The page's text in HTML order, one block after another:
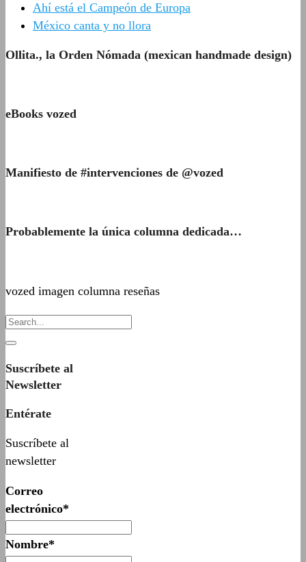
Ahí está el Campeón de Europa
México canta y no llora
Ollita., la Orden Nómada (mexican handmade design)
eBooks vozed
Manifiesto de #intervenciones de @vozed
Probablemente la única columna dedicada…
vozed imagen columna reseñas
Suscríbete al
Newsletter
Entérate
Suscríbete al
newsletter
Correo
electrónico*
Nombre*